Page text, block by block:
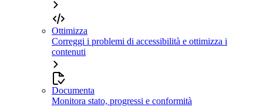
Ottimizza
Correggi i problemi di accessibilità e ottimizza i
contenuti
Documenta
Monitora stato, progressi e conformità